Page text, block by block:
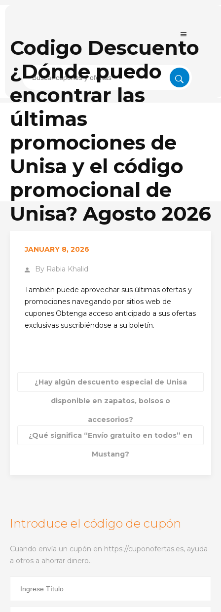
Codigo Descuento
¿Dónde puedo
encontrar las
últimas
promociones de
Unisa y el código
promocional de
Unisa? Agosto 2026
PUEDO ENCONTRAR LAS ÚLTIMAS PROMOCIONES DE
JANUARY 8, 2026
By Rabia Khalid
También puede aprovechar sus últimas ofertas y
promociones navegando por sitios web de
cupones.Obtenga acceso anticipado a sus ofertas
exclusivas suscribiéndose a su boletín.
¿Hay algún descuento especial de Unisa
disponible en zapatos, bolsos o
accesorios?
¿Qué significa “Envío gratuito en todos” en
Mustang?
Introduce el código de cupón
Cuando envía un cupón en https://cuponofertas.es, ayuda
a otros a ahorrar dinero..